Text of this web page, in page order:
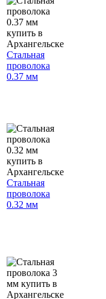
Стальная
проволока
0.37 мм
Стальная
проволока
0.32 мм